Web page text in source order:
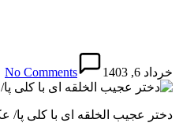
خرداد 6, 1403 No Comments
دختر عجیب الخلقه ای با کلی پا/